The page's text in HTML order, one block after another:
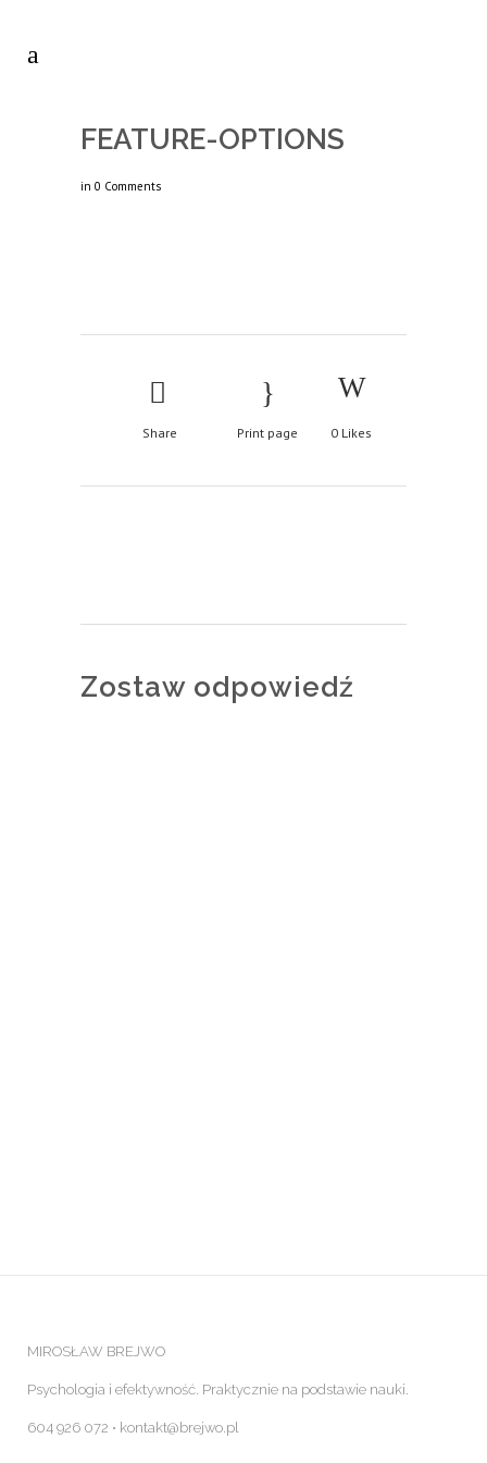
FEATURE-OPTIONS
in 0 Comments
Share Print page 0 Likes
Zostaw odpowiedź
MIROSŁAW BREJWO
Psychologia i efektywność. Praktycznie na podstawie nauki.
604 926 072 ⋅ kontakt@brejwo.pl